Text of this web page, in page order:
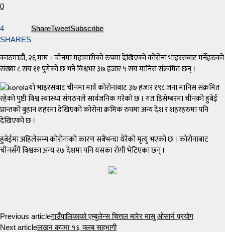
0
4
SHARES
ShareTweetSubscribe
काठमाडौं, २६ माघ । चीनमा महामारीको रुपमा देखिएको कोरोना भाइरसबाट मर्नेहरुको
संख्या ८ सय ११ पुगेको छ भने विश्वभर ३७ हजार ५ सय मानिस संक्रमित छन् ।
यो भाइरसबाट चीनमा मात्रै कोरोनाबाट ३७ हजार १९८ जना मानिस संक्रमित
रहेको पुष्टी विश्व स्वास्थ्य संगठनले सार्वजनिक गरेको छ । गत डिसेम्बरमा चीनको हुबेई
प्रान्तको बुहान शहरमा देखिएको कोरोना क्रमिक रुपमा अन्य देश र शहरहरुमा पनि
देखिएको छ ।
हुबेईमा अहिलेसम्म कोरोनाको कारण सबैभन्दा धेरैको मृत्यु भएको छ । कोरोनाबाट
चीनसँगै विश्वका अन्य २७ देशमा पनि यसका रोगी भेटिएका छन् ।
Previous articleगाउँपालिकाको एम्बुलेन्स चित्तल मारेर मासु ओसार्न प्रयोग
Next articleलखन कपमा १६ क्लब सहभागी